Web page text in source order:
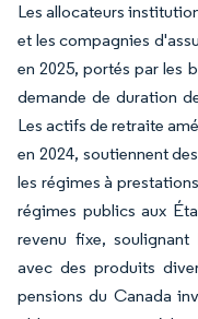
Les allocateurs
et les compagnies
en 2025, portés par les
demande de duration
Les actifs de retraite
en 2024, soutiennent
les régimes à
régimes publics aux
revenu fixe,
avec des produits
pensions du Canada